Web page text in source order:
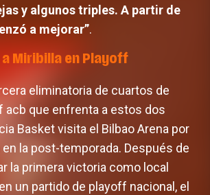
y algunos triples. A partir de
a mejorar”.
Miribilla en Playoff
eliminatoria de cuartos de
acb que enfrenta a estos dos
Basket visita el Bilbao Arena por
la post-temporada. Después de
la primera victoria como local
un partido de playoff nacional, el